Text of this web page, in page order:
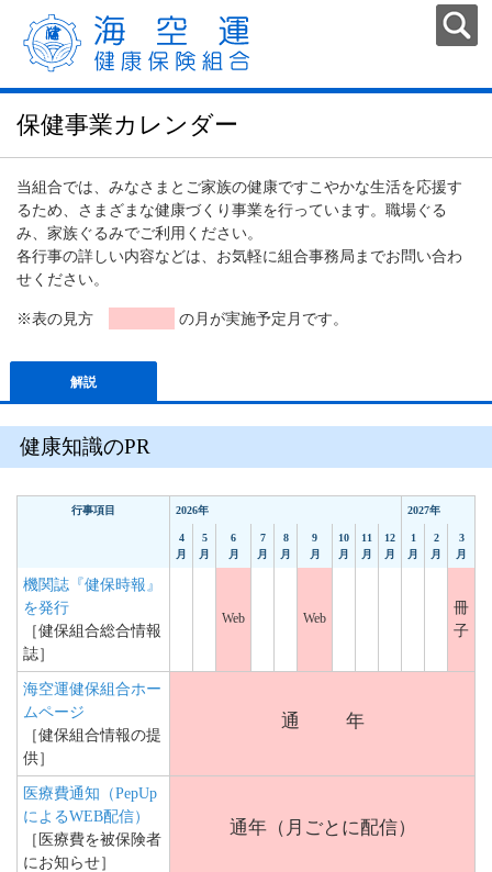
保健事業カレンダー
当組合では、みなさまとご家族の健康ですこやかな生活を応援す
るため、さまざまな健康づくり事業を行っています。職場ぐる
み、家族ぐるみでご利用ください。
各行事の詳しい内容などは、お気軽に組合事務局までお問い合わ
せください。
※表の見方 の月が実施予定月です。
解説
健康知識のPR
行事項目 2026年 2027年
4
月
5
月
6
月
7
月
8
月
9
月
10
月
11
月
12
月
1
月
2
月
3
月
機関誌『健保時報』
を発行
［健保組合総合情報
誌］
Web Web
冊
子
海空運健保組合ホー
ムページ
［健保組合情報の提
供］
通 年
医療費通知（PepUp
によるWEB配信）
［医療費を被保険者
にお知らせ］
通年（月ごとに配信）